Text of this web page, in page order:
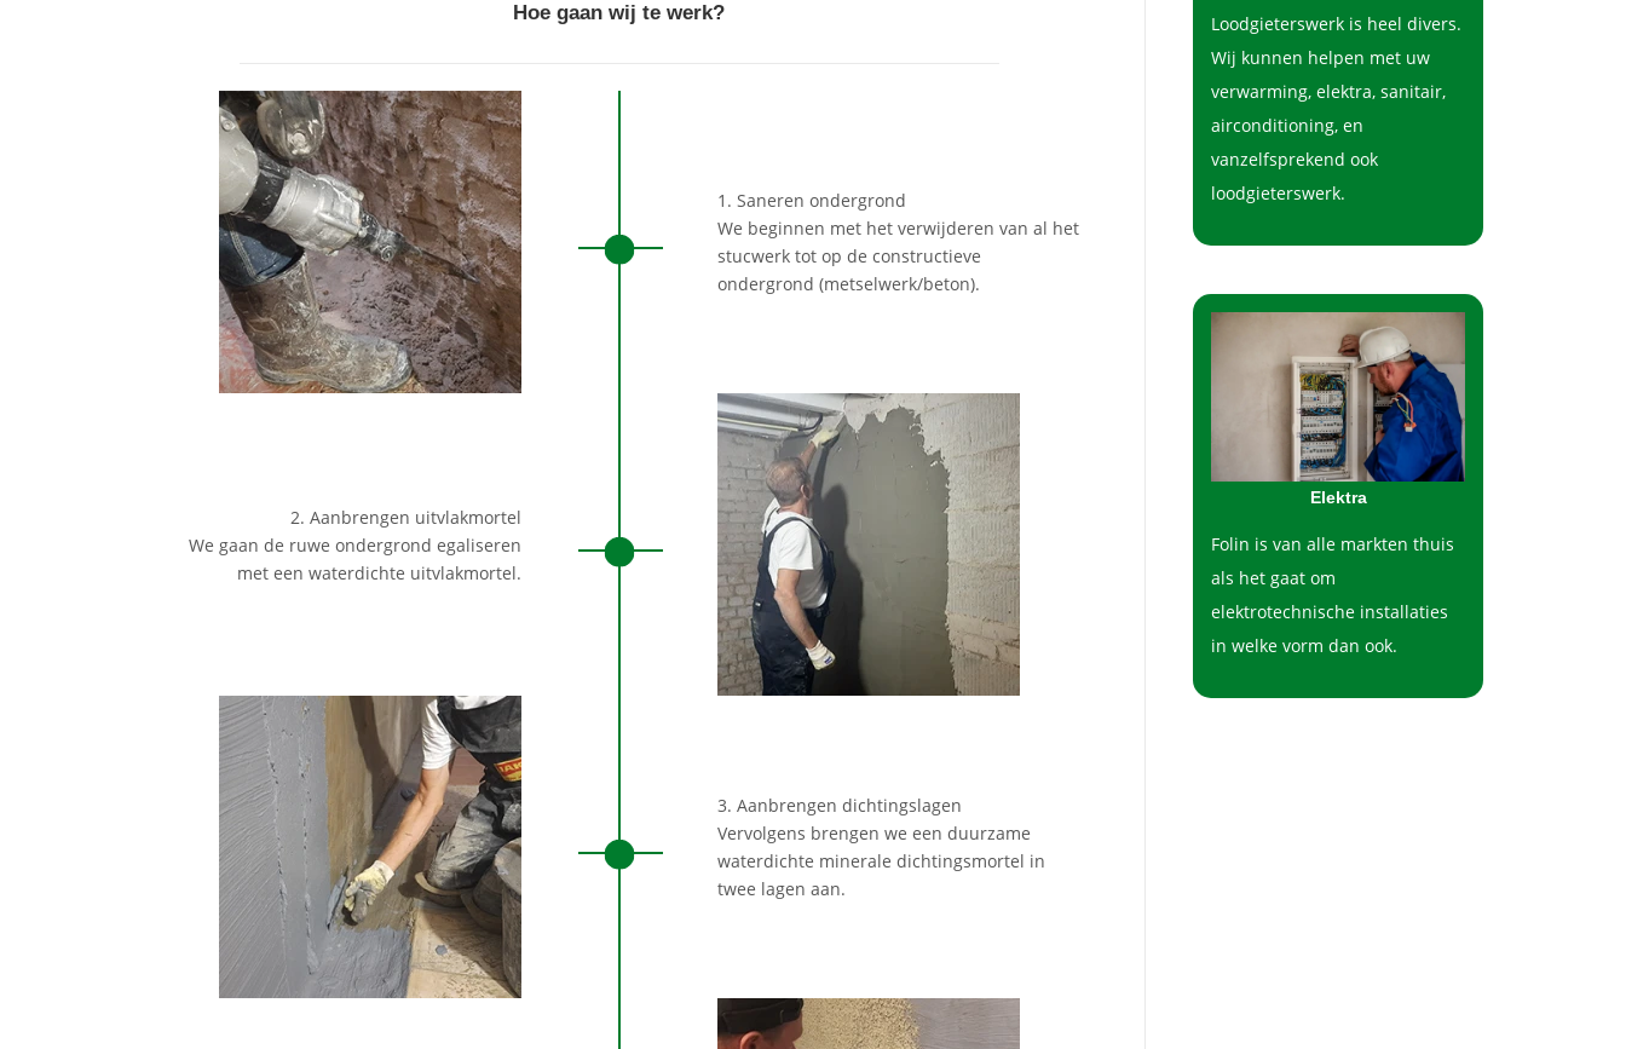
Hoe gaan wij te werk?
1. Saneren ondergrond
We beginnen met het verwijderen van al het
stucwerk tot op de constructieve
ondergrond (metselwerk/beton).
2. Aanbrengen uitvlakmortel
We gaan de ruwe ondergrond egaliseren
met een waterdichte uitvlakmortel.
3. Aanbrengen dichtingslagen
Vervolgens brengen we een duurzame
waterdichte minerale dichtingsmortel in
twee lagen aan.
Loodgieterswerk is heel divers.
Wij kunnen helpen met uw
verwarming, elektra, sanitair,
airconditioning, en
vanzelfsprekend ook
loodgieterswerk.
Elektra
Folin is van alle markten thuis
als het gaat om
elektrotechnische installaties
in welke vorm dan ook.